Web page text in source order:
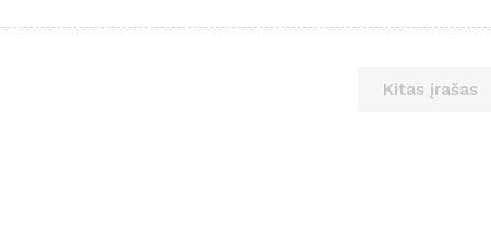
Kitas įrašas